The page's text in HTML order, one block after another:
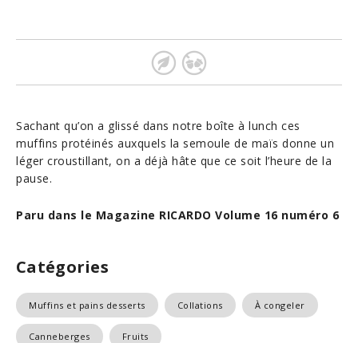
Sachant qu’on a glissé dans notre boîte à lunch ces
muffins protéinés auxquels la semoule de maïs donne un
léger croustillant, on a déjà hâte que ce soit l’heure de la
pause.
Paru dans le Magazine RICARDO Volume 16 numéro 6
Catégories
Muffins et pains desserts Collations À congeler
Canneberges Fruits